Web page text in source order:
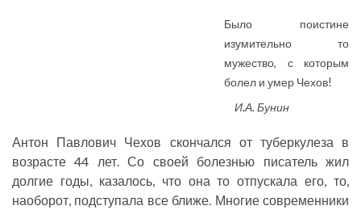
Было поистине
изумительно то
мужество, с которым
болел и умер Чехов!
И.А. Бунин
Антон Павлович Чехов скончался от туберкулеза в
возрасте 44 лет. Со своей болезнью писатель жил
долгие годы, казалось, что она то отпускала его, то,
наоборот, подступала все ближе. Многие современники